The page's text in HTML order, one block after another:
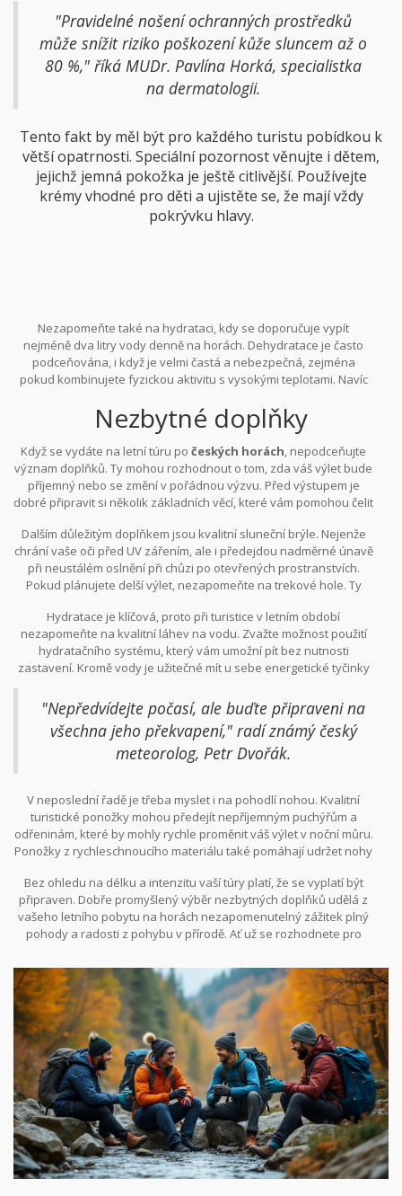
"Pravidelné nošení ochranných prostředků
může snížit riziko poškození kůže sluncem až o
80 %," říká MUDr. Pavlína Horká, specialistka
na dermatologii.
Tento fakt by měl být pro každého turistu pobídkou k
větší opatrnosti. Speciální pozornost věnujte i dětem,
jejichž jemná pokožka je ještě citlivější. Používejte
krémy vhodné pro děti a ujistěte se, že mají vždy
pokrývku hlavy.
Nezapomeňte také na hydrataci, kdy se doporučuje vypít
nejméně dva litry vody denně na horách. Dehydratace je často
podceňována, i když je velmi častá a nebezpečná, zejména
pokud kombinujete fyzickou aktivitu s vysokými teplotami. Navíc
vlhkosti, což je další krok k ochraně před škodlivými vlivy slunce.
Nezbytné doplňky
Když se vydáte na letní túru počeských horách, nepodceňujte
význam doplňků. Ty mohou rozhodnout o tom, zda váš výlet bude
příjemný nebo se změní v pořádnou výzvu. Před výstupem je
dobré připravit si několik základních věcí, které vám pomohou čelit
můžete s kloboukem nebo kšiltovkou, které poskytují nezbytnou
ochranu před ostrým sluncem. Opalovací krém s vysokým UV
faktorem také nesmí chybět ve vašem batohu. Mnohdy si lidé
neuvědomují, jak rychle na horách slunce spaluje, a to i během
Dalším důležitým doplňkem jsou kvalitní sluneční brýle. Nejenže
chrání vaše oči před UV zářením, ale i předejdou nadměrné únavě
při neustálém oslnění při chůzi po otevřených prostranstvích.
Pokud plánujete delší výlet, nezapomeňte na trekové hole. Ty
Trekkingové hole jsou obzvlášť užitečné při sestupech, kdy
poskytují oporu a snižují tlak na kolena. Podle některých
outdoorových expertů mohou hole snížit zátěž na klouby až o
25%.
Hydratace je klíčová, proto při turistice v letním období
nezapomeňte na kvalitní láhev na vodu. Zvažte možnost použití
hydratačního systému, který vám umožní pít bez nutnosti
zastavení. Kromě vody je užitečné mít u sebe energetické tyčinky
náročných stoupání. Někdy zdánlivě obyčejné věci mohou udělat
velký rozdíl. Například balenýpláštěnkový pončonebo
nepromokavá bunda zabere málo místa a může být neocenitelná
v případě náhlého deště.
"Nepředvídejte počasí, ale buďte připraveni na
všechna jeho překvapení," radí známý český
meteorolog, Petr Dvořák.
V neposlední řadě je třeba myslet i na pohodlí nohou. Kvalitní
turistické ponožky mohou předejít nepříjemným puchýřům a
odřeninám, které by mohly rychle proměnit váš výlet v noční můru.
Ponožky z rychleschnoucího materiálu také pomáhají udržet nohy
sebou i náhradní pár, když vás přepadne dešť. Přibalte i věci pro
krizové situace, jako je malá lékárnička s obvazy a dezinfekcí,
které vám poskytnou potřebnou první pomoc, kdykoliv to bude
třeba.
Bez ohledu na délku a intenzitu vaší túry platí, že se vyplatí být
připraven. Dobře promyšlený výběr nezbytných doplňků udělá z
vašeho letního pobytu na horách nezapomenutelný zážitek plný
pohody a radosti z pohybu v přírodě. Ať už se rozhodnete pro
vám zajistí potřebné pohodlí a bezpečnost.